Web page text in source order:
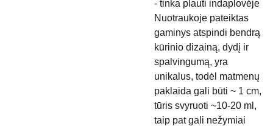
- tinka plauti indaplovėje
Nuotraukoje pateiktas
gaminys atspindi bendrą
kūrinio dizainą, dydį ir
spalvingumą, yra
unikalus, todėl matmenų
paklaida gali būti ~ 1 cm,
tūris svyruoti ~10-20 ml,
taip pat gali nežymiai